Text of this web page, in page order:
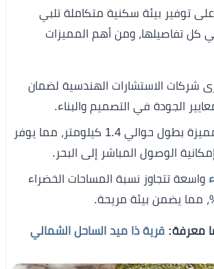
توفير بيئة سكنية متكاملة تلبي
كل تفاصيلها، ومن أهم المميزات
شركات الاستشارات الهندسية لضمان
الجودة في التصميم والبناء.
إطلالة بحرية مميزة بطول حوالي 1.4 كيلومتر، مما يوفر
الوصول المباشر إلى البحر.
واسعة تتجاوز نسبة المساحات الخضراء
معرفة: قرية ذا ميد الساحل الشمالي